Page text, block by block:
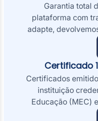
Garantia total
plataforma com
adapte,
Certificado
Certificados
instituição
Educação (MEC)